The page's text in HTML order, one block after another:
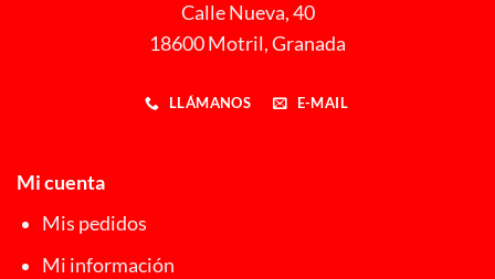
Calle Nueva, 40
18600 Motril, Granada
LLÁMANOS E-MAIL
Mi cuenta
Mis pedidos
Mi información